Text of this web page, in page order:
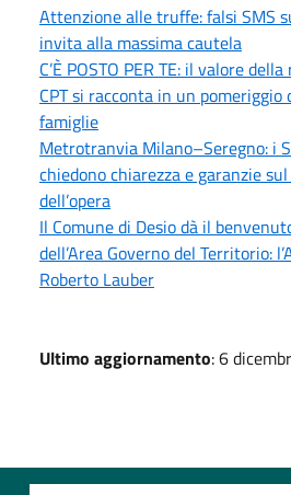
Attenzione alle truffe: falsi SMS
invita alla massima cautela
C’È POSTO PER TE: il valore
CPT si racconta in un pomeriggio
famiglie
Metrotranvia Milano–Seregno: i
chiedono chiarezza e garanzie
dell’opera
Il Comune di Desio dà il
dell’Area Governo del Territorio:
Roberto Lauber
Ultimo aggiornamento: 6